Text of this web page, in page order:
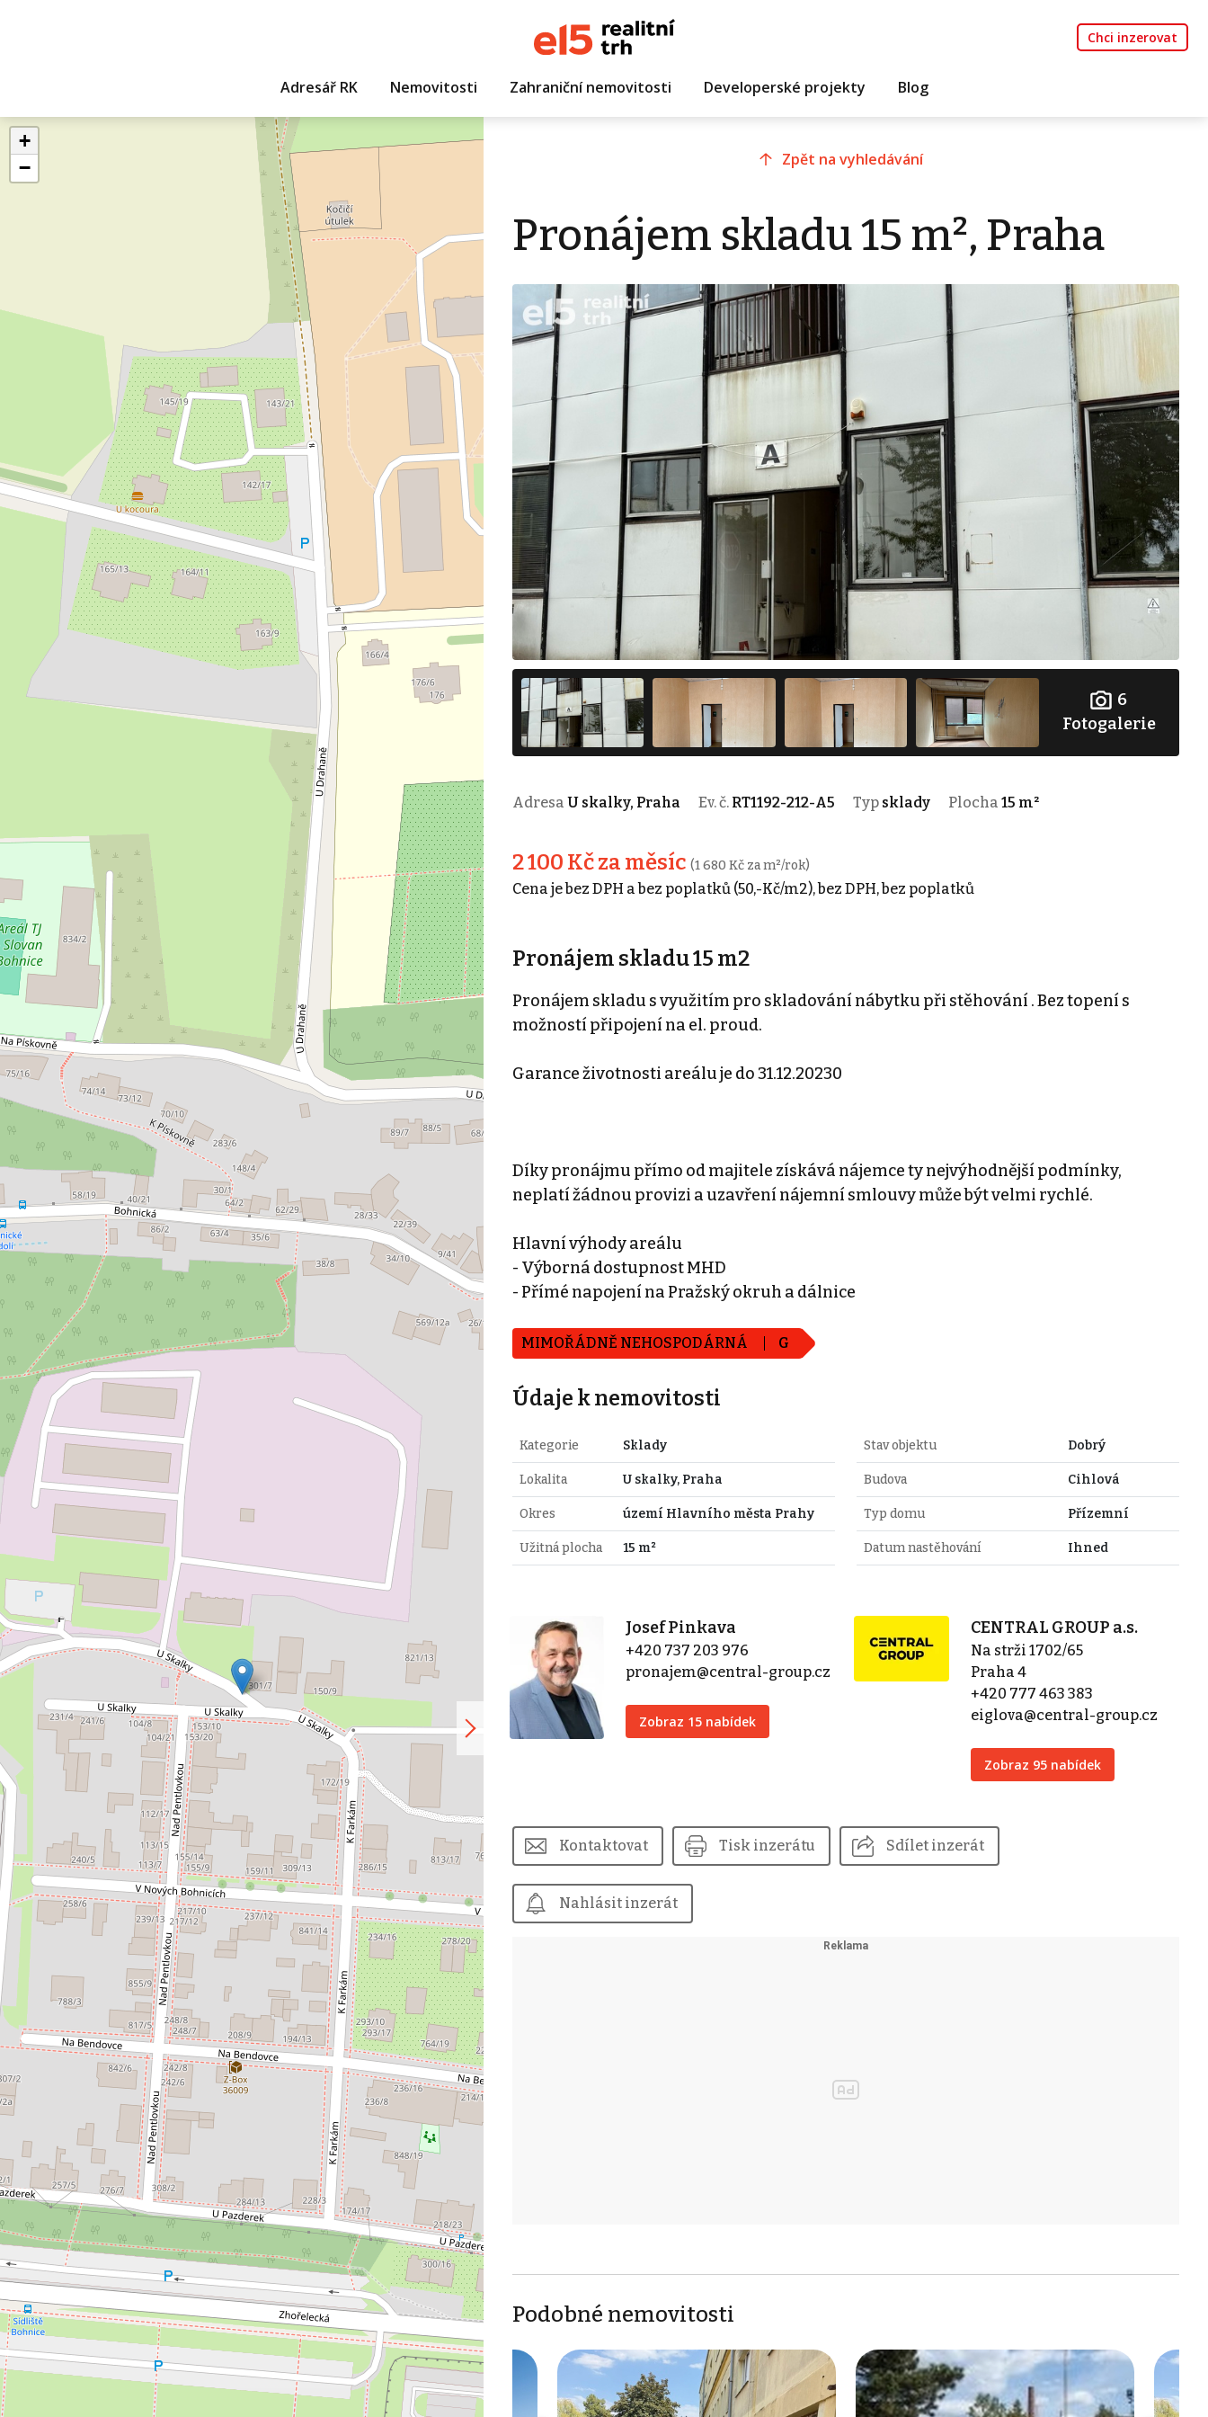
Chci inzerovat
Adresář RK Nemovitosti Zahraniční nemovitosti Developerské projekty Blog
+
−
Zpět na vyhledávání
Pronájem skladu 15 m², Praha
6
Fotogalerie
Adresa U skalky, Praha Ev. č. RT1192-212-A5 Typ sklady Plocha 15 m²
2 100 Kč za měsíc (1 680 Kč za m²/rok)
Cena je bez DPH a bez poplatků (50,-Kč/m2), bez DPH, bez poplatků
Pronájem skladu 15 m2
Pronájem skladu s využitím pro skladování nábytku při stěhování . Bez topení s
možností připojení na el. proud.
Garance životnosti areálu je do 31.12.20230
Díky pronájmu přímo od majitele získává nájemce ty nejvýhodnější podmínky,
neplatí žádnou provizi a uzavření nájemní smlouvy může být velmi rychlé.
Hlavní výhody areálu
- Výborná dostupnost MHD
- Přímé napojení na Pražský okruh a dálnice
MIMOŘÁDNĚ NEHOSPODÁRNÁ G
Údaje k nemovitosti
Kategorie Sklady
Lokalita U skalky, Praha
Okres území Hlavního města Prahy
Užitná plocha 15 m²
Stav objektu Dobrý
Budova Cihlová
Typ domu Přízemní
Datum nastěhování Ihned
Josef Pinkava
+420 737 203 976
pronajem@central-group.cz
Zobraz 15 nabídek
CENTRAL GROUP a.s.
Na strži 1702/65
Praha 4
+420 777 463 383
eiglova@central-group.cz
Zobraz 95 nabídek
Kontaktovat Tisk inzerátu Sdílet inzerát
Nahlásit inzerát
Podobné nemovitosti